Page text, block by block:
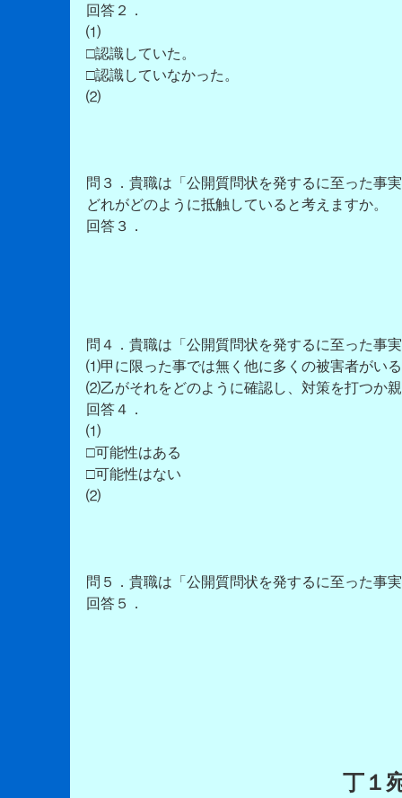
回答２．
⑴
□認識していた。
□認識していなかった。
⑵
問３．貴職は「公開質問状を発するに至った事
どれがどのように抵触していると考えますか。
回答３．
問４．貴職は「公開質問状を発するに至った事
⑴甲に限った事では無く他に多くの被害者がい
⑵乙がそれをどのように確認し、対策を打つか
回答４．
⑴
□可能性はある
□可能性はない
⑵
問５．貴職は「公開質問状を発するに至った事
回答５．
丁１